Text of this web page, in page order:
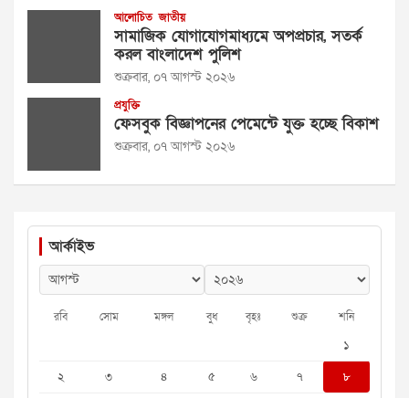
আলোচিত জাতীয়
সামাজিক যোগাযোগমাধ্যমে অপপ্রচার, সতর্ক
করল বাংলাদেশ পুলিশ
শুক্রবার, ০৭ আগস্ট ২০২৬
প্রযুক্তি
ফেসবুক বিজ্ঞাপনের পেমেন্টে যুক্ত হচ্ছে বিকাশ
শুক্রবার, ০৭ আগস্ট ২০২৬
আর্কাইভ
রবি সোম মঙ্গল বুধ বৃহঃ শুক্র শনি
১
২
৩ ৪ ৫ ৬ ৭ ৮